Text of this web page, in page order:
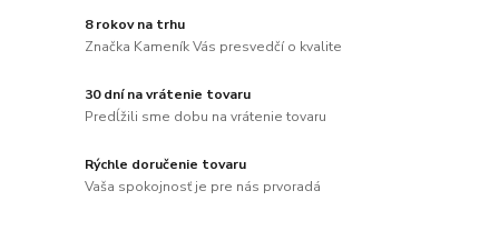
8 rokov na trhu
Značka Kameník Vás presvedčí o kvalite
30 dní na vrátenie tovaru
Predĺžili sme dobu na vrátenie tovaru
Rýchle doručenie tovaru
Vaša spokojnosť je pre nás prvoradá